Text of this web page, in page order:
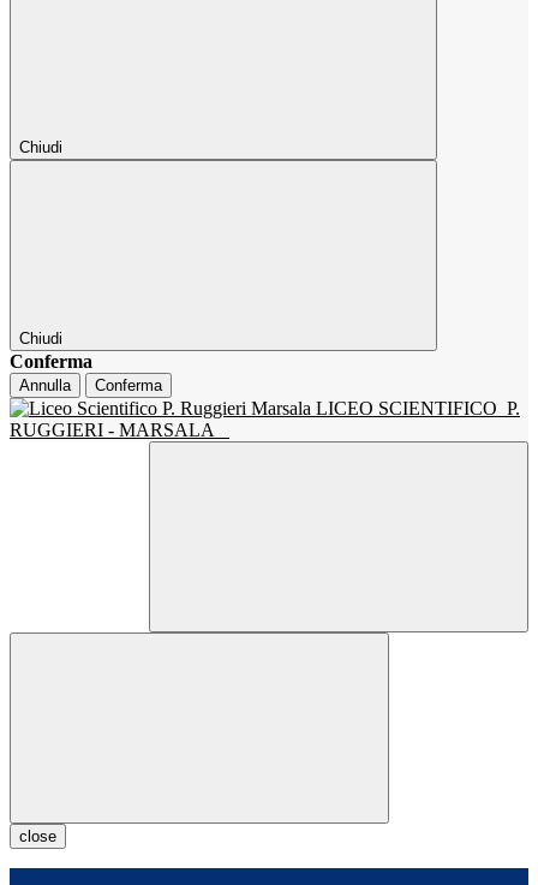
Chiudi
Chiudi
Conferma
Annulla Conferma
LICEO SCIENTIFICO P.
RUGGIERI - MARSALA
close